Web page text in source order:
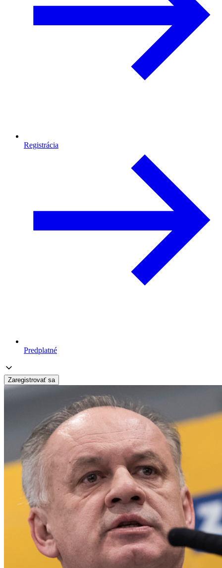
Registrácia
Predplatné
Zaregistrovať sa